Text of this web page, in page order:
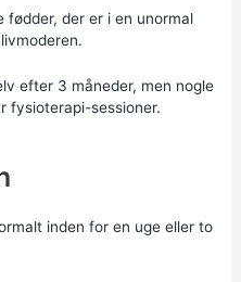
fødder, der er i en unormal
efter 3 måneder, men nogle
fysioterapi-sessioner.
inden for en uge eller to